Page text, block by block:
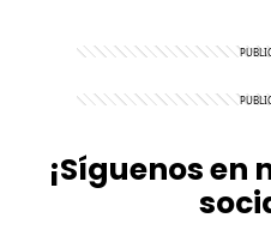
¡Síguenos en